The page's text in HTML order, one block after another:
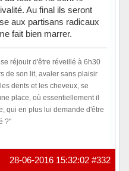
Au final ils seront
aux partisans radicaux
fait bien marrer.
réjouir d'être réveillé à 6h30
de son lit, avaler sans plaisir
dents et les cheveux, se
place, où essentiellement il
qui en plus lui demande d'être
?"
#332
28-06-2016 15:32:02